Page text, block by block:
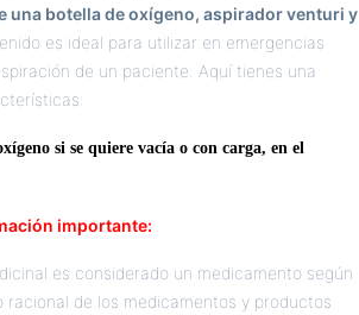
una botella de oxígeno, aspirador venturi y
es ideal para utilizar en emergencias
de un paciente. Aquí tienes una
si se quiere vacía o con carga, en el
importante:
es considerado un medicamento según
de los medicamentos y productos